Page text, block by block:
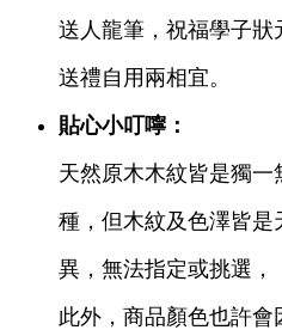
送人龍筆，祝福學子狀
送禮自用兩相宜。
貼心小叮嚀：
天然原木木紋皆是獨
種，但木紋及色澤皆是
異，無法指定或挑選，
此外，商品顏色也許會